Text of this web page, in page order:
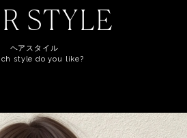
STYLE
ヘアスタイル
style do you like?